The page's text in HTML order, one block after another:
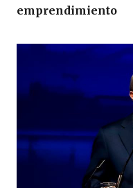
emprendimiento